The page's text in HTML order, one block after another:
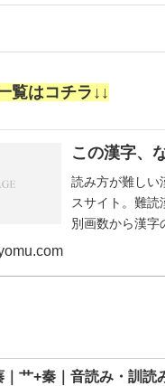
覧はコチラ↓↓
この漢字、
読み方が難しい
スサイト。難読
別画数から漢字
｜艹+秦｜音読み・訓読